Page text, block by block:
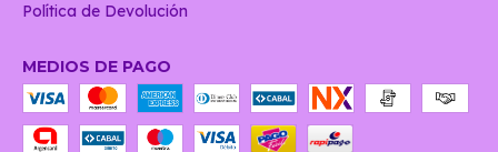
Política de Devolución
MEDIOS DE PAGO